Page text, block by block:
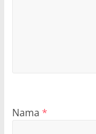
Nama *